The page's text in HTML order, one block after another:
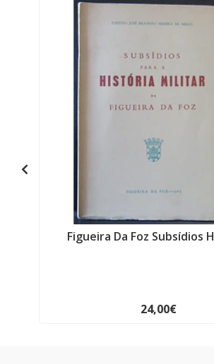
Figueira Da Foz Subsídios
24,00€